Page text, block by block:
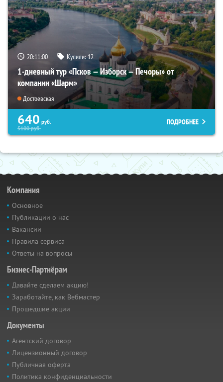
20:10:59 Купили:12
1-дневный тур «Псков — Изборск — Печоры» от
компании «Шарм»
Достоевская
640 руб.
5100руб.
ПОДРОБНЕЕ
Компания
Основное
Публикации о нас
Вакансии
Правила сервиса
Ответы на вопросы
Бизнес-Партнёрам
Давайте сделаем акцию!
Заработайте, как Вебмастер
Прошедшие акции
Документы
Агентский договор
Лицензионный договор
Публичная оферта
Политика конфиденциальности